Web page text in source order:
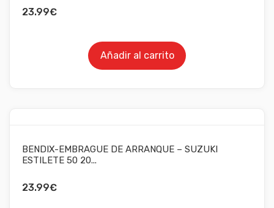
23.99€
Añadir al carrito
BENDIX-EMBRAGUE DE ARRANQUE – SUZUKI
ESTILETE 50 20...
23.99€